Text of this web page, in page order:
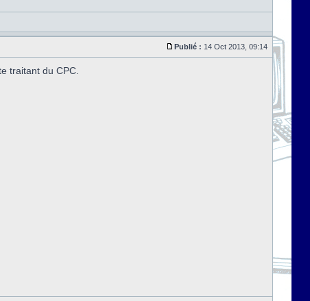
Publié : 14 Oct 2013, 09:14
traitant du CPC.